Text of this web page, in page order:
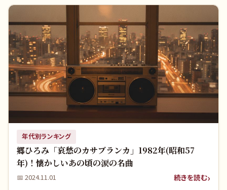
年代別ランキング
郷ひろみ「哀愁のカサブランカ」1982年(昭和57
年)！懐かしいあの頃の涙の名曲
📅 2024.11.01 続きを読む